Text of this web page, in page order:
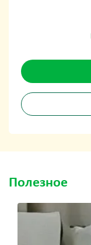
Полезное